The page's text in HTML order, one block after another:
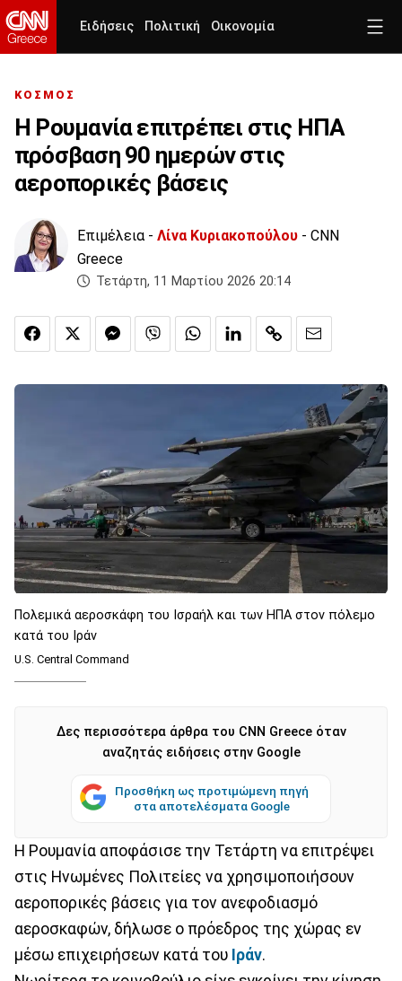
Ειδήσεις Πολιτική Οικονομία
ΚΟΣΜΟΣ
Η Ρουμανία επιτρέπει στις ΗΠΑ
πρόσβαση 90 ημερών στις
αεροπορικές βάσεις
Επιμέλεια - Λίνα Κυριακοπούλου - CNN
Greece
Τετάρτη, 11 Μαρτίου 2026 20:14
Πολεμικά αεροσκάφη του Ισραήλ και των ΗΠΑ στον πόλεμο
κατά του Ιράν
U.S. Central Command
Δες περισσότερα άρθρα του CNN Greece όταν
αναζητάς ειδήσεις στην Google
Προσθήκη ως προτιμώμενη πηγή
στα αποτελέσματα Google
Η Ρουμανία αποφάσισε την Τετάρτη να επιτρέψει
στις Ηνωμένες Πολιτείες να χρησιμοποιήσουν
αεροπορικές βάσεις για τον ανεφοδιασμό
αεροσκαφών, δήλωσε ο πρόεδρος της χώρας εν
μέσω επιχειρήσεων κατά του Ιράν.